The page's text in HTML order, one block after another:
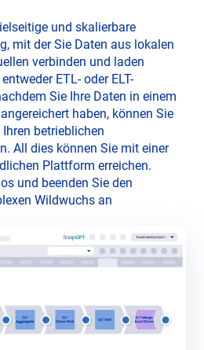
und skalierbare
mit der Sie Daten aus lokalen
verbinden und laden
ETL- oder ELT-
Sie Ihre Daten in einem
haben, können Sie
betrieblichen
All dies können Sie mit einer
Plattform erreichen.
und beenden Sie den
Wildwuchs an